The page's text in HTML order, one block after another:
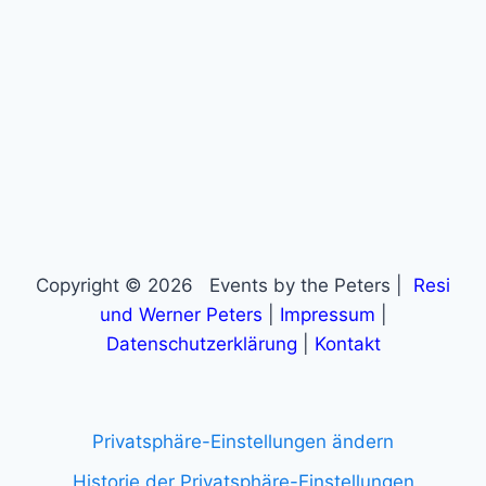
Copyright © 2026 Events by the Peters |
Resi
und Werner Peters
Impressum
Datenschutzerklärung
Kontakt
Privatsphäre-Einstellungen ändern
Historie der Privatsphäre-Einstellungen